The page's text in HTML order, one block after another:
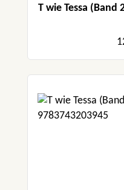
T wie Tessa